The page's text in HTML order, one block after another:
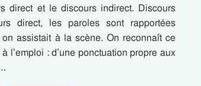
direct et le discours indirect. Discours
direct, les paroles sont rapportées
assistait à la scène. On reconnaît ce
l’emploi : d’une ponctuation propre aux